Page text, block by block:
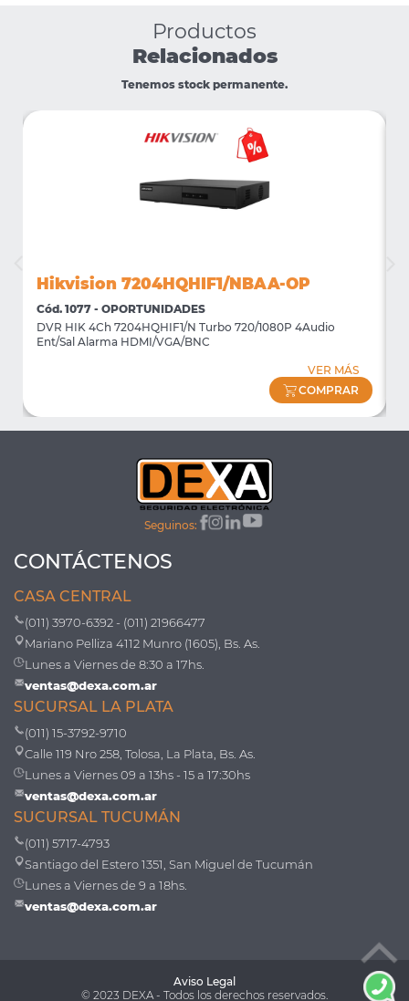
Productos
Relacionados
Tenemos stock permanente.
Hikvision 7204HQHIF1/NBAA-OP
Cód. 1077 - OPORTUNIDADES
DVR HIK 4Ch 7204HQHIF1/N Turbo 720/1080P 4Audio
Ent/Sal Alarma HDMI/VGA/BNC
VER MÁS
COMPRAR
Seguinos:
CONTÁCTENOS
CASA CENTRAL
(011) 3970-6392 - (011) 21966477
Mariano Pelliza 4112 Munro (1605), Bs. As.
Lunes a Viernes de 8:30 a 17hs.
ventas@dexa.com.ar
SUCURSAL LA PLATA
(011) 15-3792-9710
Calle 119 Nro 258, Tolosa, La Plata, Bs. As.
Lunes a Viernes 09 a 13hs - 15 a 17:30hs
ventas@dexa.com.ar
SUCURSAL TUCUMÁN
(011) 5717-4793
Santiago del Estero 1351, San Miguel de Tucumán
Lunes a Viernes de 9 a 18hs.
ventas@dexa.com.ar
Aviso Legal
© 2023 DEXA - Todos los derechos reservados.